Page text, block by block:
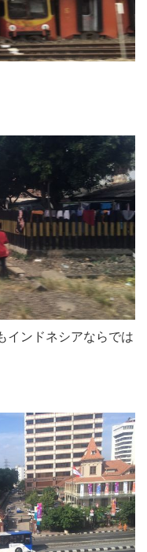
インドネシアならでは